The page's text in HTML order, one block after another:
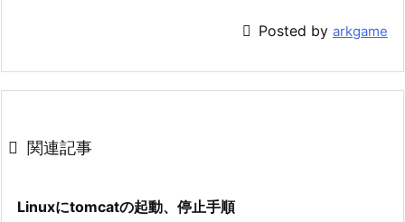
 Posted by arkgame
 関連記事
Linuxにtomcatの起動、停止手順